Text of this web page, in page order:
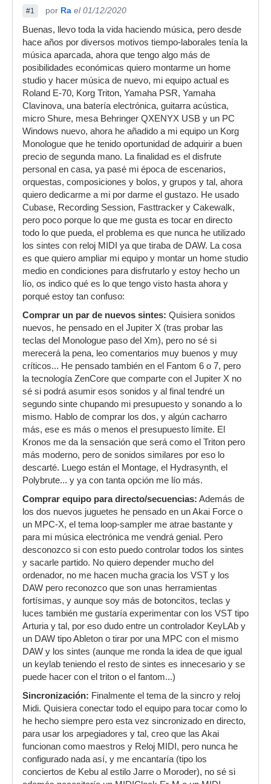
#1 por Ra el 01/12/2020
Buenas, llevo toda la vida haciendo música, pero desde
hace años por diversos motivos tiempo-laborales tenía la
música aparcada, ahora que tengo algo más de
posibilidades económicas quiero montarme un home
studio y hacer música de nuevo, mi equipo actual es
Roland E-70, Korg Triton, Yamaha PSR, Yamaha
Clavinova, una batería electrónica, guitarra acústica,
micro Shure, mesa Behringer QXENYX USB y un PC
Windows nuevo, ahora he añadido a mi equipo un Korg
Monologue que he tenido oportunidad de adquirir a buen
precio de segunda mano. La finalidad es el disfrute
personal en casa, ya pasé mi época de escenarios,
orquestas, composiciones y bolos, y grupos y tal, ahora
quiero dedicarme a mi por darme el gustazo. He usado
Cubase, Recording Session, Fasttracker y Cakewalk,
pero poco porque lo que me gusta es tocar en directo
todo lo que pueda, el problema es que nunca he utilizado
los sintes con reloj MIDI ya que tiraba de DAW. La cosa
es que quiero ampliar mi equipo y montar un home studio
medio en condiciones para disfrutarlo y estoy hecho un
lío, os indico qué es lo que tengo visto hasta ahora y
porqué estoy tan confuso:
Comprar un par de nuevos sintes: Quisiera sonidos
nuevos, he pensado en el Jupiter X (tras probar las
teclas del Monologue paso del Xm), pero no sé si
merecerá la pena, leo comentarios muy buenos y muy
críticos... He pensado también en el Fantom 6 o 7, pero
la tecnología ZenCore que comparte con el Jupiter X no
sé si podrá asumir esos sonidos y al final tendré un
segundo sinte chupando mi presupuesto y sonando a lo
mismo. Hablo de comprar los dos, y algún cacharro
más, ese es más o menos el presupuesto límite. El
Kronos me da la sensación que será como el Triton pero
más moderno, pero de sonidos similares por eso lo
descarté. Luego están el Montage, el Hydrasynth, el
Polybrute... y ya con tanta opción me lío más.
Comprar equipo para directo/secuencias: Además de
los dos nuevos juguetes he pensado en un Akai Force o
un MPC-X, el tema loop-sampler me atrae bastante y
para mi música electrónica me vendrá genial. Pero
desconozco si con esto puedo controlar todos los sintes
y sacarle partido. No quiero depender mucho del
ordenador, no me hacen mucha gracia los VST y los
DAW pero reconozco que son unas herramientas
fortísimas, y aunque soy más de botoncitos, teclas y
luces también me gustaría experimentar con los VST tipo
Arturia y tal, por eso dudo entre un controlador KeyLAb y
un DAW tipo Ableton o tirar por una MPC con el mismo
DAW y los sintes (aunque me ronda la idea de que igual
un keylab teniendo el resto de sintes es innecesario y se
puede hacer con el triton o el fantom...)
Sincronización: Finalmente el tema de la sincro y reloj
Midi. Quisiera conectar todo el equipo para tocar como lo
he hecho siempre pero esta vez sincronizado en directo,
para usar los arpegiadores y tal, creo que las Akai
funcionan como maestros y Reloj MIDI, pero nunca he
configurado nada así, y me encantaría (tipo los
conciertos de Kebu al estilo Jarre o Moroder), no sé si